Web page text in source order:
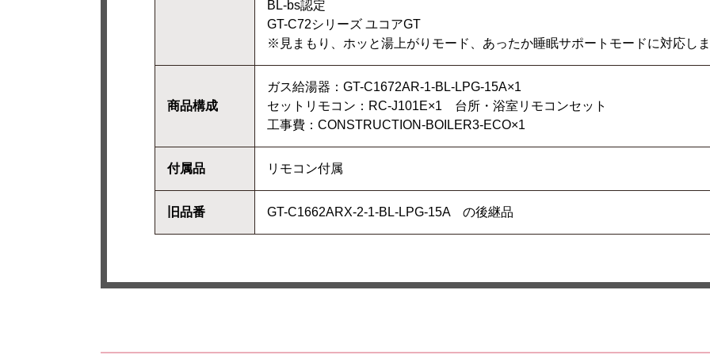
BL-bs認定
GT-C72シリーズ ユコアGT
※見まもり、ホッと湯上がりモード、あったか睡眠サポートモードに対応し
商品構成
ガス給湯器：GT-C1672AR-1-BL-LPG-15A×1
セットリモコン：RC-J101E×1 台所・浴室リモコンセット
工事費：CONSTRUCTION-BOILER3-ECO×1
付属品 リモコン付属
旧品番 GT-C1662ARX-2-1-BL-LPG-15A の後継品